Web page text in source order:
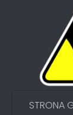
Przejdź
STRONA